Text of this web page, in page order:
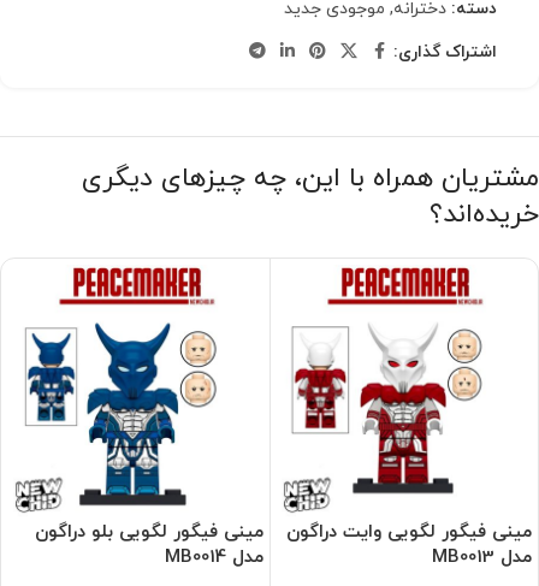
دسته: دخترانه, موجودی جدید
اشتراک گذاری:
مشتریان همراه با این، چه چیزهای دیگری
خریده‌اند؟
مینی فیگور لگویی وایت دراگون
مدل MB0013
مینی فیگور لگویی بلو دراگون
مدل MB0014